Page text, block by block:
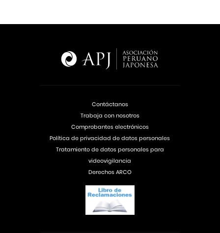
Contáctanos
Trabaja con nosotros
Comprobantes electrónicos
Política de privacidad de datos personales
Tratamiento de datos personales para
videovigilancia
Derechos ARCO